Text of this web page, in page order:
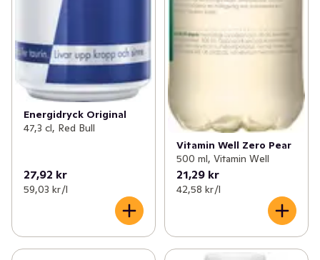
Energidryck Original
47,3 cl, Red Bull
27,92 kr
59,03 kr /l
Vitamin Well Zero Pear
500 ml, Vitamin Well
21,29 kr
42,58 kr /l